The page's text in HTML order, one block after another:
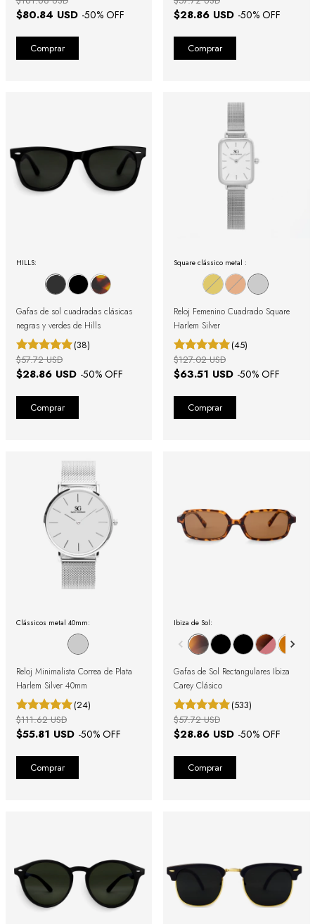
$80.84 USD -50% OFF $28.86 USD -50% OFF
HILLS:
Gafas de sol cuadradas clásicas
negras y verdes de Hills
(38)
$28.86 USD -50% OFF
$57.72 USD
Square clássico metal :
Reloj Femenino Cuadrado Square
Harlem Silver
(45)
$63.51 USD -50% OFF
$127.02 USD
Clássicos metal 40mm:
Reloj Minimalista Correa de Plata
Harlem Silver 40mm
(24)
$55.81 USD -50% OFF
$111.62 USD
Ibiza de Sol:
Gafas de Sol Rectangulares Ibiza
Carey Clásico
(533)
$28.86 USD -50% OFF
$57.72 USD